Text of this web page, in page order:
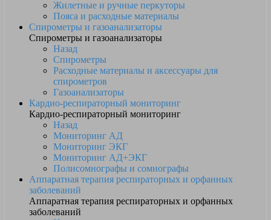
Жилетные и ручные перкуторы
Пояса и расходные материалы
Спирометры и газоанализаторы
Спирометры и газоанализаторы
Назад
Спирометры
Расходные материалы и аксессуары для
спирометров
Газоанализаторы
Кардио-респираторный мониторинг
Кардио-респираторный мониторинг
Назад
Мониторинг АД
Мониторинг ЭКГ
Мониторинг АД+ЭКГ
Полисомнографы и сомнографы
Аппаратная терапия респираторных и орфанных
заболеваний
Аппаратная терапия респираторных и орфанных
заболеваний